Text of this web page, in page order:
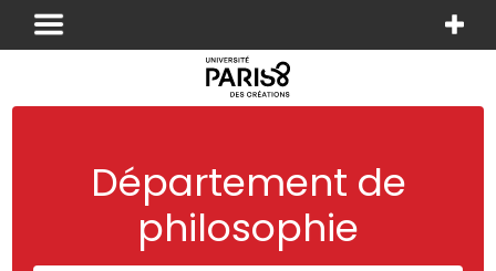
Panneau de gestion des cookies
Département de
philosophie